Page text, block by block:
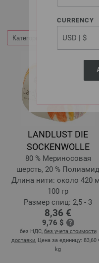
of America
CURRENCY
Категории Фильтр по
LANDLUST DIE
SOCKENWOLLE
80 % Мериносовая
шерсть, 20 % Полиамид
Длина нити: около 420
100 гр
Размер спиц: 2,5 - 3
8,36 €
9,76 $
без НДС, без учета стоимости
доставки, Цена за единицу: 83,60
kg